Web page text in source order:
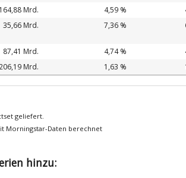
164,88 Mrd. 4,59 %
35,66 Mrd. 7,36 %
87,41 Mrd. 4,74 %
206,19 Mrd. 1,63 %
geliefert.
Morningstar-Daten berechnet
hinzu: